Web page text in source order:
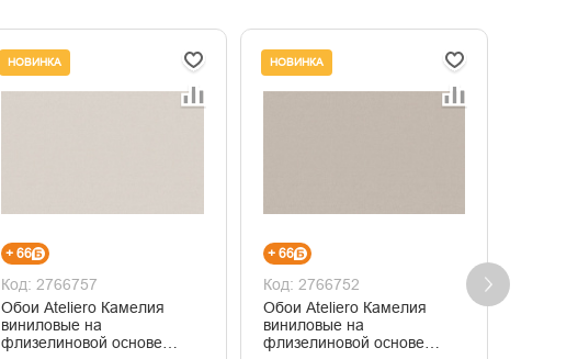
НОВИНКА
+ 66
Код: 2766757
Обои Ateliero Камелия
виниловые на
флизелиновой основе
НОВИНКА
+ 66
Код: 2766752
Обои Ateliero Камелия
виниловые на
флизелиновой основе